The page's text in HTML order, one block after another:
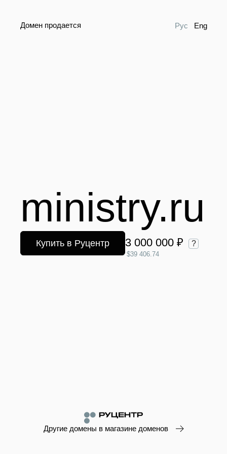
Домен продается Рус Eng
ministry.ru
Купить в Руцентр 3 000 000 ₽ ?
$39 406.74
Другие домены в магазине доменов